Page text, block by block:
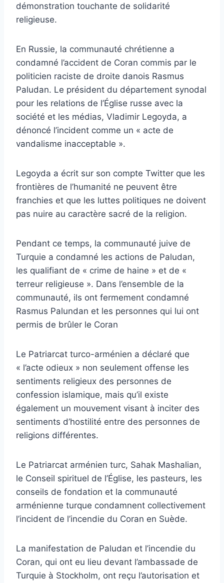
démonstration touchante de solidarité
religieuse.
En Russie, la communauté chrétienne a
condamné l’accident de Coran commis par le
politicien raciste de droite danois Rasmus
Paludan. Le président du département synodal
pour les relations de l’Église russe avec la
société et les médias, Vladimir Legoyda, a
dénoncé l’incident comme un « acte de
vandalisme inacceptable ».
Legoyda a écrit sur son compte Twitter que les
frontières de l’humanité ne peuvent être
franchies et que les luttes politiques ne doivent
pas nuire au caractère sacré de la religion.
Pendant ce temps, la communauté juive de
Turquie a condamné les actions de Paludan,
les qualifiant de « crime de haine » et de «
terreur religieuse ». Dans l’ensemble de la
communauté, ils ont fermement condamné
Rasmus Palundan et les personnes qui lui ont
permis de brûler le Coran
Le Patriarcat turco-arménien a déclaré que
« l’acte odieux » non seulement offense les
sentiments religieux des personnes de
confession islamique, mais qu’il existe
également un mouvement visant à inciter des
sentiments d’hostilité entre des personnes de
religions différentes.
Le Patriarcat arménien turc, Sahak Mashalian,
le Conseil spirituel de l’Église, les pasteurs, les
conseils de fondation et la communauté
arménienne turque condamnent collectivement
l’incident de l’incendie du Coran en Suède.
La manifestation de Paludan et l’incendie du
Coran, qui ont eu lieu devant l’ambassade de
Turquie à Stockholm, ont reçu l’autorisation et